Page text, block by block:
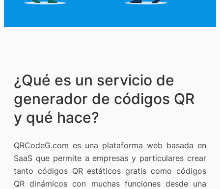
¿Qué es un servicio de
generador de códigos QR
y qué hace?
QRCodeG.com es una plataforma web basada en
SaaS que permite a empresas y particulares crear
tanto códigos QR estáticos gratis como códigos
QR dinámicos con muchas funciones desde una